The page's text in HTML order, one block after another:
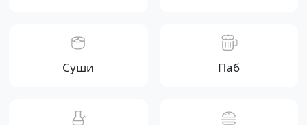
Суши Паб